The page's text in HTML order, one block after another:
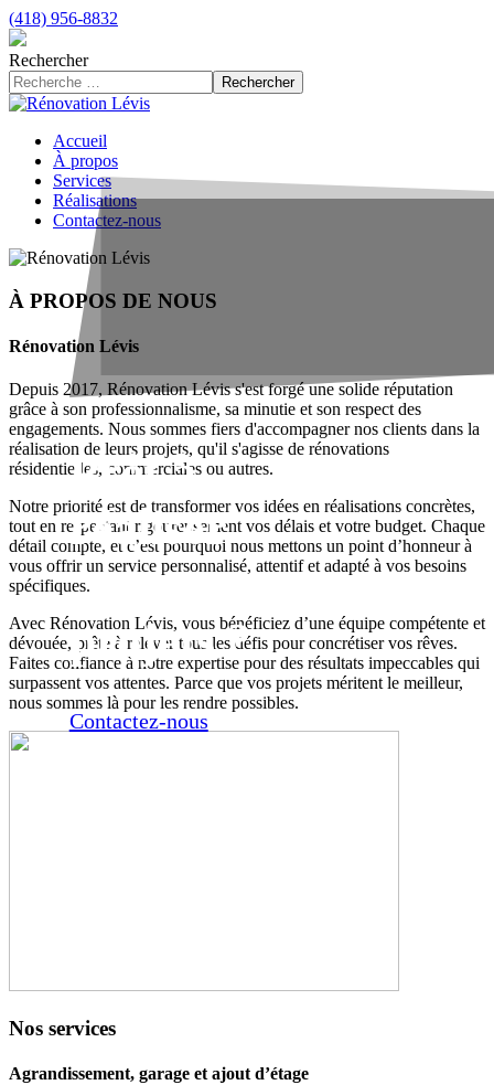
(418) 956-8832
Rechercher
Rechercher
Accueil
À propos
Services
Réalisations
Contactez-nous
Prêt à
réaliser
vos
projets ?
Contactez-nous
À PROPOS DE NOUS
Rénovation Lévis
Depuis 2017, Rénovation Lévis s'est forgé une solide réputation
grâce à son professionnalisme, sa minutie et son respect des
engagements. Nous sommes fiers d'accompagner nos clients dans la
réalisation de leurs projets, qu'il s'agisse de rénovations
résidentielles, commerciales ou autres.
Notre priorité est de transformer vos idées en réalisations concrètes,
tout en respectant rigoureusement vos délais et votre budget. Chaque
détail compte, et c’est pourquoi nous mettons un point d’honneur à
vous offrir un service personnalisé, attentif et adapté à vos besoins
spécifiques.
Avec Rénovation Lévis, vous bénéficiez d’une équipe compétente et
dévouée, prête à relever tous les défis pour concrétiser vos rêves.
Faites confiance à notre expertise pour des résultats impeccables qui
surpassent vos attentes. Parce que vos projets méritent le meilleur,
nous sommes là pour les rendre possibles.
Nos services
Agrandissement, garage et ajout d’étage